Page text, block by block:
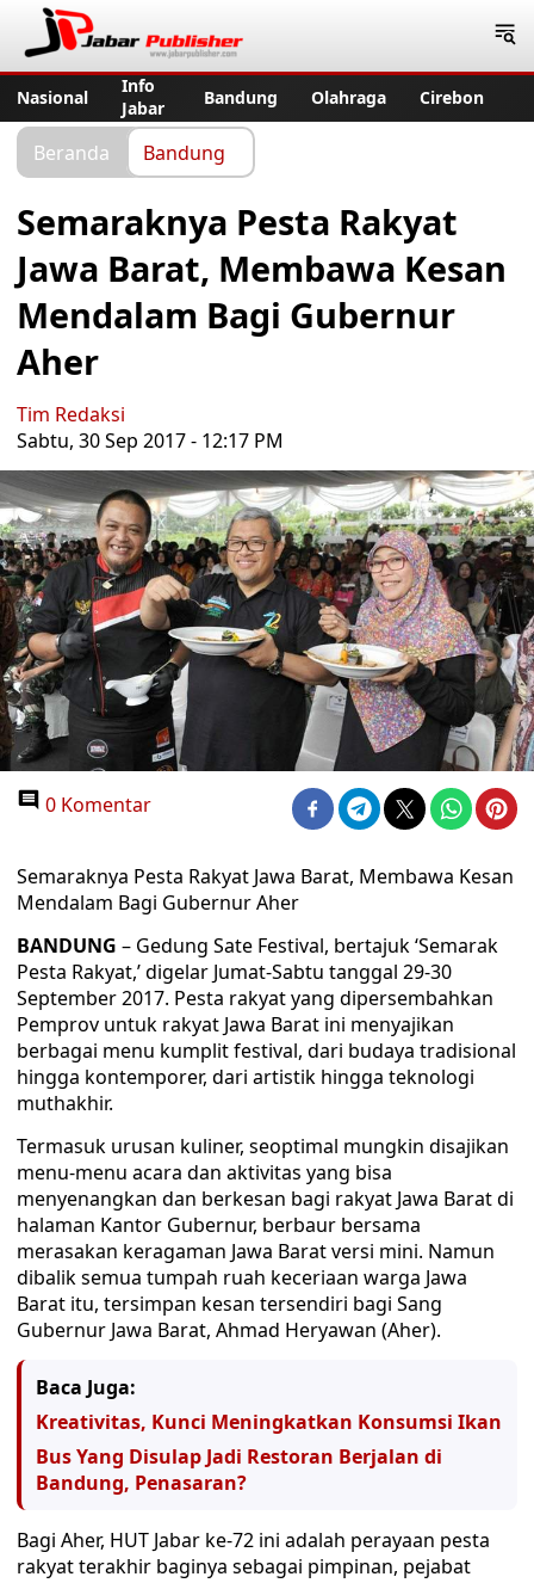
Nasional
Info
Jabar
Bandung Olahraga Cirebon
Beranda Bandung
Semaraknya Pesta Rakyat
Jawa Barat, Membawa Kesan
Mendalam Bagi Gubernur
Aher
Tim Redaksi
Sabtu, 30 Sep 2017 - 12:17 PM
0 Komentar
Semaraknya Pesta Rakyat Jawa Barat, Membawa Kesan
Mendalam Bagi Gubernur Aher
BANDUNG – Gedung Sate Festival, bertajuk ‘Semarak
Pesta Rakyat,’ digelar Jumat-Sabtu tanggal 29-30
September 2017. Pesta rakyat yang dipersembahkan
Pemprov untuk rakyat Jawa Barat ini menyajikan
berbagai menu kumplit festival, dari budaya tradisional
hingga kontemporer, dari artistik hingga teknologi
muthakhir.
Termasuk urusan kuliner, seoptimal mungkin disajikan
menu-menu acara dan aktivitas yang bisa
menyenangkan dan berkesan bagi rakyat Jawa Barat di
halaman Kantor Gubernur, berbaur bersama
merasakan keragaman Jawa Barat versi mini. Namun
dibalik semua tumpah ruah keceriaan warga Jawa
Barat itu, tersimpan kesan tersendiri bagi Sang
Gubernur Jawa Barat, Ahmad Heryawan (Aher).
Baca Juga:
Kreativitas, Kunci Meningkatkan Konsumsi Ikan
Bus Yang Disulap Jadi Restoran Berjalan di
Bandung, Penasaran?
Bagi Aher, HUT Jabar ke-72 ini adalah perayaan pesta
rakyat terakhir baginya sebagai pimpinan, pejabat